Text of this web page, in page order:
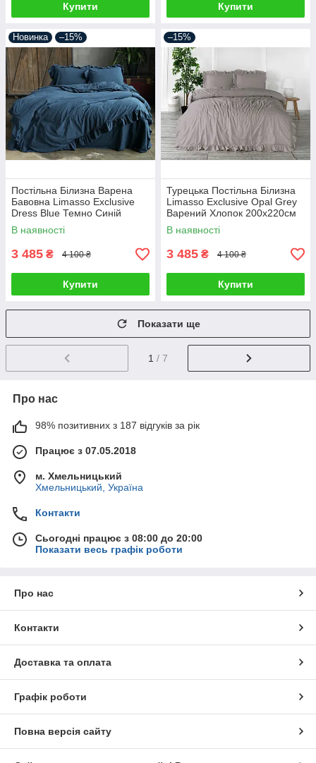
Купити Купити
Новинка –15%
Постільна Білизна Варена
Бавовна Limasso Exclusive
Dress Blue Темно Синій
двоспальний євро 200х220см
В наявності
3 485 ₴ 4 100 ₴
Купити
–15%
Турецька Постільна Білизна
Limasso Exclusive Opal Grey
Варений Хлопок 200х220см
В наявності
3 485 ₴ 4 100 ₴
Купити
Показати ще
1 / 7
Про нас
98% позитивних з 187 відгуків за рік
Працює з 07.05.2018
м. Хмельницький
Хмельницький, Україна
Контакти
Сьогодні працює з 08:00 до 20:00
Показати весь графік роботи
Про нас
Контакти
Доставка та оплата
Графік роботи
Повна версія сайту